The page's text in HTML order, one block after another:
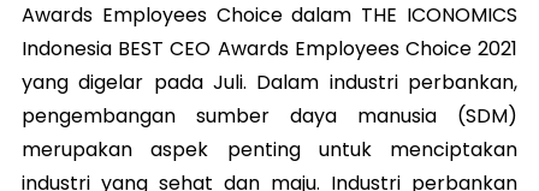
Awards Employees Choice dalam THE ICONOMICS
Indonesia BEST CEO Awards Employees Choice 2021
yang digelar pada Juli. Dalam industri perbankan,
pengembangan sumber daya manusia (SDM)
merupakan aspek penting untuk menciptakan
industri yang sehat dan maju. Industri perbankan